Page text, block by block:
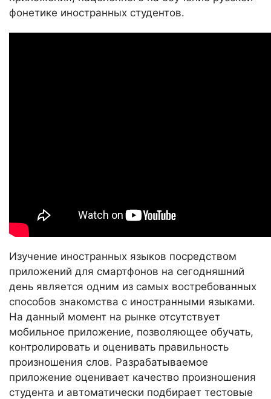
фонетике иностранных студентов.
Изучение иностранных языков посредством
приложений для смартфонов на сегодняшний
день является одним из самых востребованных
способов знакомства с иностранными языками.
На данный момент на рынке отсутствует
мобильное приложение, позволяющее обучать,
контролировать и оценивать правильность
произношения слов. Разрабатываемое
приложение оценивает качество произношения
студента и автоматически подбирает тестовые